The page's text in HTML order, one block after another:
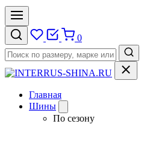
0
Главная
Шины
По сезону